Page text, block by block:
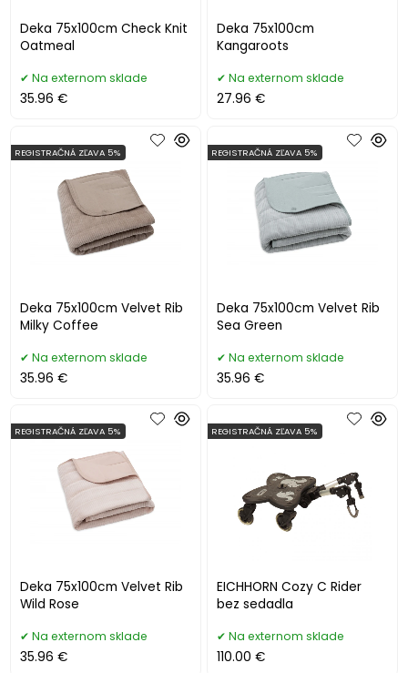
Deka 75x100cm Check Knit
Oatmeal
Na externom sklade
35.96 €
Deka 75x100cm
Kangaroots
Na externom sklade
27.96 €
Deka 75x100cm Velvet Rib
Milky Coffee
REGISTRAČNÁ ZĽAVA 5%
Na externom sklade
35.96 €
Deka 75x100cm Velvet Rib
Sea Green
REGISTRAČNÁ ZĽAVA 5%
Na externom sklade
35.96 €
Deka 75x100cm Velvet Rib
Wild Rose
REGISTRAČNÁ ZĽAVA 5%
Na externom sklade
35.96 €
EICHHORN Cozy C Rider
bez sedadla
REGISTRAČNÁ ZĽAVA 5%
Na externom sklade
110.00 €